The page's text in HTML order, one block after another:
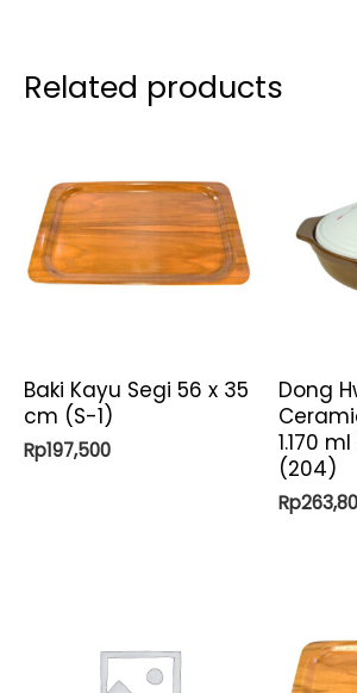
Related products
Baki Kayu Segi 56 x 35
cm (S-1)
Rp197,500
Dong
1.170
(204)
Rp